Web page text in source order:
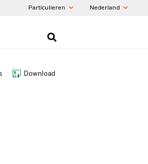
Particulieren Nederland
Download